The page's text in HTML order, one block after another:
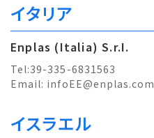
イタリア
Enplas (Italia) S.r.I.
Tel:39-335-6831563
Email: infoEE@enplas.com
イスラエル